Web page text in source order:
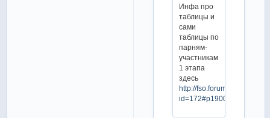
Инфа про
таблицы и
сами
таблицы по
парням-
участникам
1 этапа
здесь
http://fso.forum.cool/
id=172#p19002